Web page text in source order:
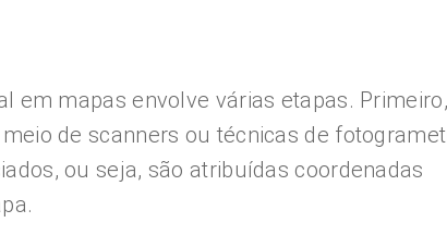
em mapas envolve várias etapas.
de scanners ou técnicas de
ou seja, são atribuídas coordenadas